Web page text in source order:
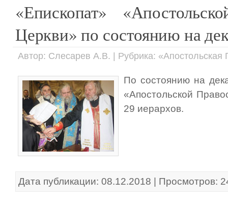
«Епископат»
Церкви» по состоянию на
Автор: Слесарев А.В. | Рубрика: «Апостольская
По состоянию на
«Апостольской
29 иерархов.
Дата публикации: 08.12.2018 | Просмотров: